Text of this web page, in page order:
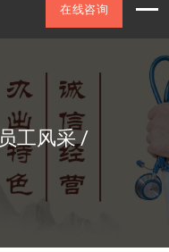
在线咨询
员工风采